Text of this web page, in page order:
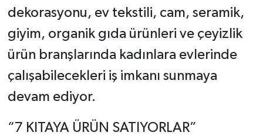
dekorasyonu, ev tekstili, cam, seramik,
giyim, organik gıda ürünleri ve çeyizlik
ürün branşlarında kadınlara evlerinde
çalışabilecekleri iş imkanı sunmaya
devam ediyor.
“7 KITAYA ÜRÜN SATIYORLAR”